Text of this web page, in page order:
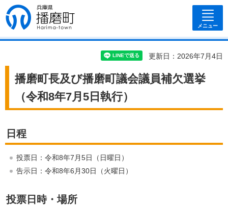
兵庫県 播磨
町
メニュー
更新日：2026年7月4日
播磨町長及び播磨町議会議員補欠選挙
（令和8年7月5日執行）
日程
投票日：令和8年7月5日（日曜日）
告示日：令和8年6月30日（火曜日）
投票日時・場所